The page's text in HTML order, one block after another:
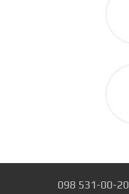
098 531-00-20